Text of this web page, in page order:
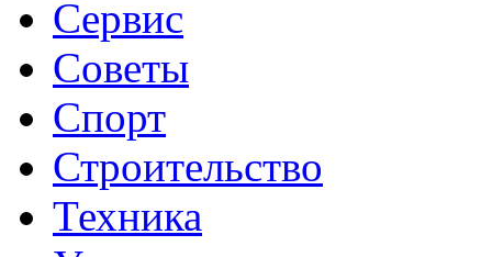
Сервис
Советы
Спорт
Строительство
Техника